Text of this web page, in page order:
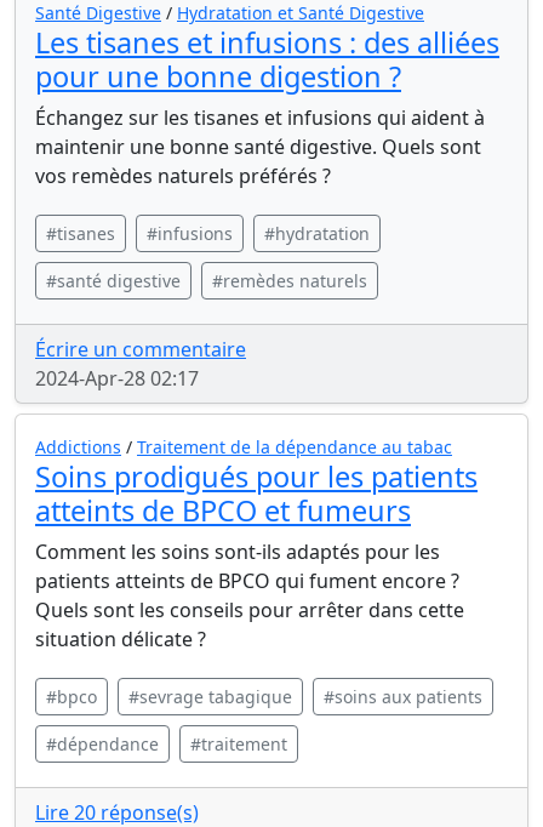
Santé Digestive / Hydratation et Santé Digestive
Les tisanes et infusions : des alliées
pour une bonne digestion ?
Échangez sur les tisanes et infusions qui aident à
maintenir une bonne santé digestive. Quels sont
vos remèdes naturels préférés ?
#tisanes #infusions #hydratation
#santé digestive #remèdes naturels
Écrire un commentaire
2024-Apr-28 02:17
Addictions / Traitement de la dépendance au tabac
Soins prodigués pour les patients
atteints de BPCO et fumeurs
Comment les soins sont-ils adaptés pour les
patients atteints de BPCO qui fument encore ?
Quels sont les conseils pour arrêter dans cette
situation délicate ?
#bpco #sevrage tabagique #soins aux patients
#dépendance #traitement
Lire 20 réponse(s)